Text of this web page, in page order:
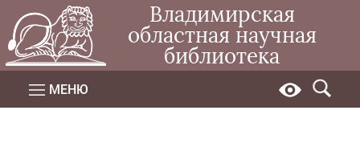
Владимирская
областная научная
библиотека
МЕНЮ